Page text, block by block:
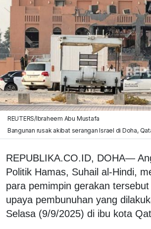
REUTERS/Ibraheem Abu Mustafa
Bangunan rusak akibat serangan Israel di Doha,
REPUBLIKA.CO.ID, DOHA—
Politik Hamas, Suhail al-Hindi,
para pemimpin gerakan
upaya pembunuhan yang
Selasa (9/9/2025) di ibu kota